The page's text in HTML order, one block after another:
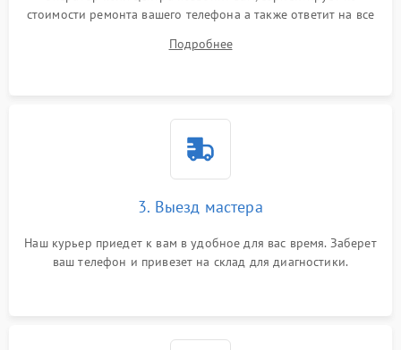
стоимости ремонта вашего телефона а также ответит на все
Подробнее
3. Выезд мастера
Наш курьер приедет к вам в удобное для вас время. Заберет
ваш телефон и привезет на склад для диагностики.